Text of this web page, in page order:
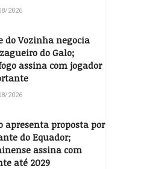
2026
do Vozinha negocia
do Galo;
assina com jogador
2026
apresenta proposta por
do Equador;
assina com
até 2029